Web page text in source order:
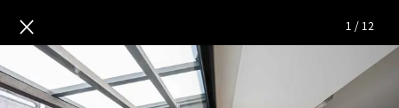
自然風進駐 描繪簡約美好生活
× 1 / 12